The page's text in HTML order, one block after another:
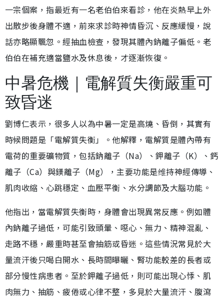
.
4
%
間
一宗個案，指最近有一名老伯伯來看診，他在炎熱早上外
出散步後身體不適，前來求診時神情昏沉、反應緩慢，說
話亦略顯飄忽。經抽血檢查，發現其體內鈉離子偏低。老
伯伯在補充適當鹽水及休息後，才逐漸恢復。
中暑危機｜電解質失衡嚴重可
致昏迷
劉博仁表示，很多人以為中暑一定是高燒、昏倒，其實有
時候問題是「電解質失衡」。他解釋，電解質是體內帶有
電荷的重要礦物質，包括鈉離子（Na）、鉀離子（K）、鈣
離子（Ca）與鎂離子（Mg），主要功能是维持神經傳導、
肌肉收縮、心跳穩定、血壓平衡、水分調節及大腦功能。
他指出，當電解質失衡時，身體會出現異常反應。例如體
內鈉離子過低，可能引致頭暈、噁心、無力、精神混亂、
走路不穩，嚴重時甚至會抽筋或昏迷。這些情況常見於大
量流汗後只喝白開水、長時間曝曬、腎功能較差的長者或
部分慢性病患者。至於鉀離子過低，則可能出現心悸、肌
肉無力、抽筋、疲倦或心律不整，多見於大量流汗、腹瀉